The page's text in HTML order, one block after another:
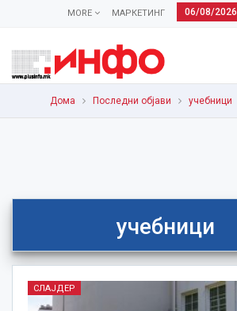
06/08/2026
МАРКЕТИНГ
MORE
Дома Последни објави учебници
учебници
СЛАЈДЕР